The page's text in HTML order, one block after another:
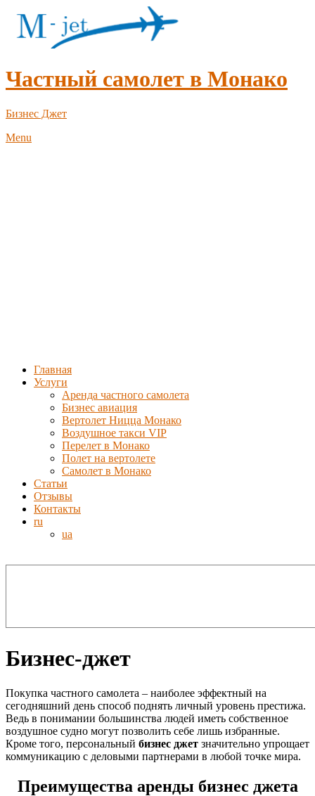
Частный самолет в Монако
Бизнес Джет
Menu
Главная
Услуги
Аренда частного самолета
Бизнес авиация
Вертолет Ницца Монако
Воздушное такси VIP
Перелет в Монако
Полет на вертолете
Самолет в Монако
Статьи
Отзывы
Контакты
ru
ua
Бизнес-джет
Покупка частного самолета – наиболее эффектный на
сегодняшний день способ поднять личный уровень престижа.
Ведь в понимании большинства людей иметь собственное
воздушное судно могут позволить себе лишь избранные.
Кроме того, персональный бизнес джет значительно упрощает
коммуникацию с деловыми партнерами в любой точке мира.
Преимущества аренды бизнес джета